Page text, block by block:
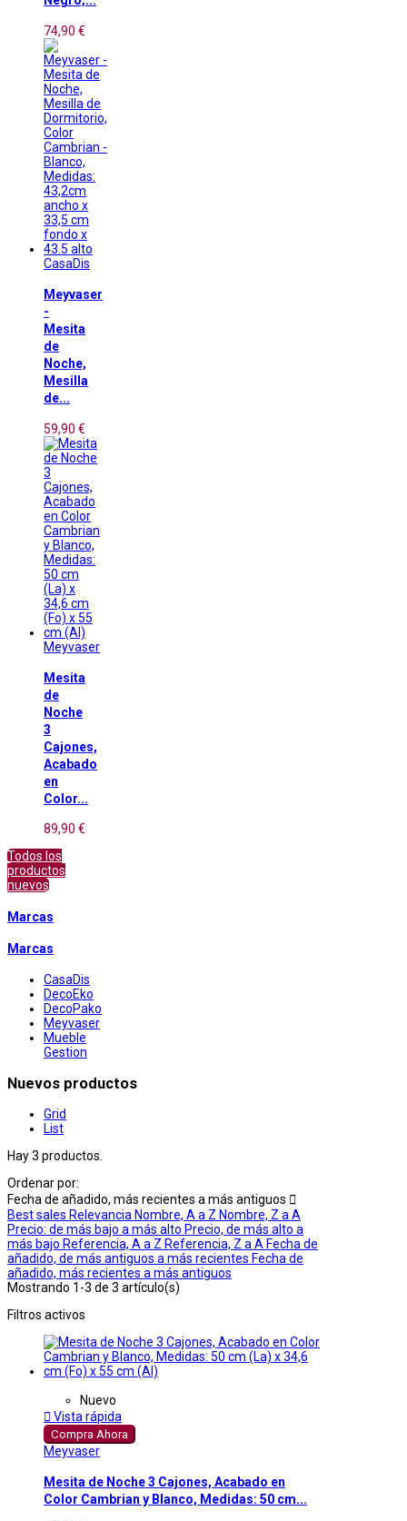
74,90 €
CasaDis
Meyvaser
-
Mesita
de
Noche,
Mesilla
de...
59,90 €
Meyvaser
Mesita
de
Noche
3
Cajones,
Acabado
en
Color...
89,90 €
Todos los
productos
nuevos
Marcas
Marcas
CasaDis
DecoEko
DecoPako
Meyvaser
Mueble
Gestion
Nuevos productos
Grid
List
Hay 3 productos.
Ordenar por:
Fecha de añadido, más recientes a más antiguos 
Best sales Relevancia Nombre, A a Z Nombre, Z a A
Precio: de más bajo a más alto Precio, de más alto a
más bajo Referencia, A a Z Referencia, Z a A Fecha de
añadido, de más antiguos a más recientes Fecha de
añadido, más recientes a más antiguos
Mostrando 1-3 de 3 artículo(s)
Filtros activos
Nuevo
 Vista rápida
Compra Ahora
Meyvaser
Mesita de Noche 3 Cajones, Acabado en
Color Cambrian y Blanco, Medidas: 50 cm...